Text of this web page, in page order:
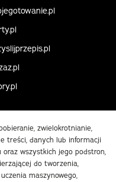
zwielokrotnianie,
treści, danych lub informacji
wszystkich jego podstron,
do tworzenia,
maszynowego,